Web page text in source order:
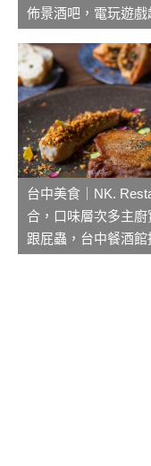
佈景酒吧，電玩遊
台中美食｜NK.
合，口味層次多主
跟屁蟲，台中餐酒館